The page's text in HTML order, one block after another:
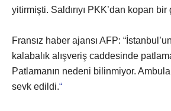
yitirmişti. Saldırıyı PKK’dan kopan
Fransız haber ajansı AFP:
kalabalık alışveriş caddesinde
Patlamanın nedeni bilinmiyor.
sevk edildi.“